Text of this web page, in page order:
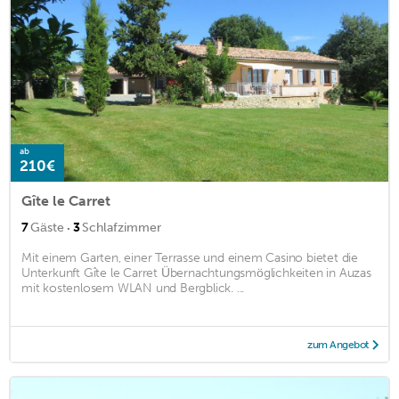
ab
210€
Gîte le Carret
7Gäste · 3Schlafzimmer
Mit einem Garten, einer Terrasse und einem Casino bietet die
Unterkunft Gîte le Carret Übernachtungsmöglichkeiten in Auzas
mit kostenlosem WLAN und Bergblick. ...
zum Angebot